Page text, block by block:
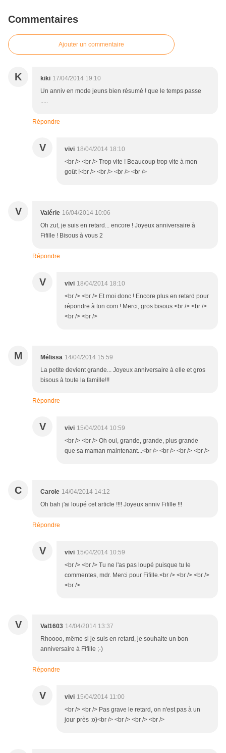
Commentaires
Ajouter un commentaire
K kiki 17/04/2014 19:10
Un anniv en mode jeuns bien résumé ! que le temps passe
.....
Répondre
V vivi 18/04/2014 18:10
<br /> <br /> Trop vite ! Beaucoup trop vite à mon
goût !<br /> <br /> <br /> <br />
V Valérie 16/04/2014 10:06
Oh zut, je suis en retard... encore ! Joyeux anniversaire à
Fifille ! Bisous à vous 2
Répondre
V vivi 18/04/2014 18:10
<br /> <br /> Et moi donc ! Encore plus en retard pour
répondre à ton com ! Merci, gros bisous.<br /> <br />
<br /> <br />
M Mélissa 14/04/2014 15:59
La petite devient grande... Joyeux anniversaire à elle et gros
bisous à toute la famille!!!
Répondre
V vivi 15/04/2014 10:59
<br /> <br /> Oh oui, grande, grande, plus grande
que sa maman maintenant...<br /> <br /> <br /> <br />
C Carole 14/04/2014 14:12
Oh bah j'ai loupé cet article !!!! Joyeux anniv Fifille !!!
Répondre
V vivi 15/04/2014 10:59
<br /> <br /> Tu ne l'as pas loupé puisque tu le
commentes, mdr. Merci pour Fifille.<br /> <br /> <br />
<br />
V Val1603 14/04/2014 13:37
Rhoooo, même si je suis en retard, je souhaite un bon
anniversaire à Fifille ;-)
Répondre
V vivi 15/04/2014 11:00
<br /> <br /> Pas grave le retard, on n'est pas à un
jour près :o)<br /> <br /> <br /> <br />